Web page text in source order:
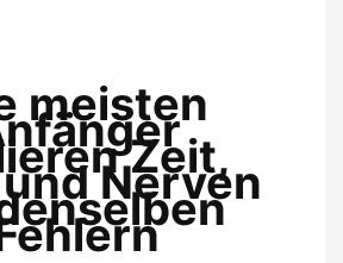
meisten
Zeit,
Nerven